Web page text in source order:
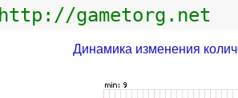
http://gametorg.net
Динамика изменения